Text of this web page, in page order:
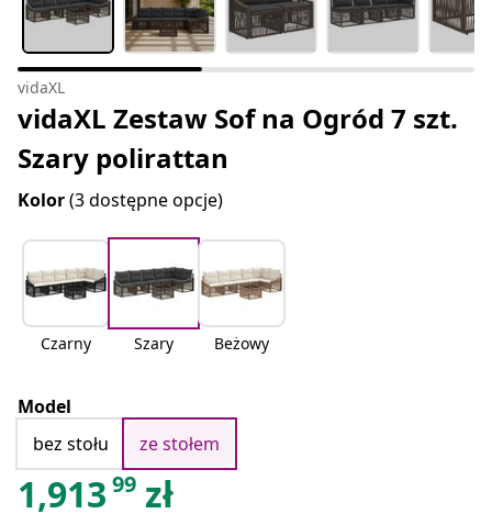
vidaXL
vidaXL Zestaw Sof na Ogród 7 szt.
Szary polirattan
Kolor(3 dostępne opcje)
Czarny Szary Beżowy
Model
bez stołu
ze stołem
1,913 99 zł